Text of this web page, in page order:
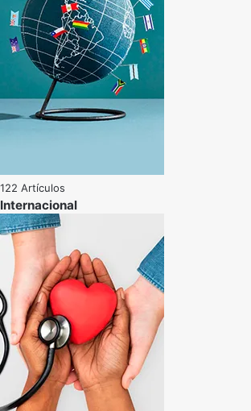
122 Artículos
Internacional